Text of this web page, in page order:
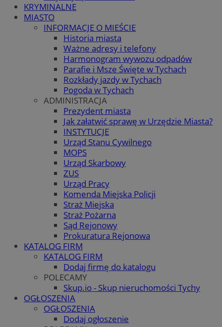
KRYMINALNE
MIASTO
INFORMACJE O MIEŚCIE
Historia miasta
Ważne adresy i telefony
Harmonogram wywozu odpadów
Parafie i Msze Święte w Tychach
Rozkłady jazdy w Tychach
Pogoda w Tychach
ADMINISTRACJA
Prezydent miasta
Jak załatwić sprawę w Urzędzie Miasta?
INSTYTUCJE
Urząd Stanu Cywilnego
MOPS
Urząd Skarbowy
ZUS
Urząd Pracy
Komenda Miejska Policji
Straż Miejska
Straż Pożarna
Sąd Rejonowy
Prokuratura Rejonowa
KATALOG FIRM
KATALOG FIRM
Dodaj firmę do katalogu
POLECAMY
Skup.io - Skup nieruchomości Tychy
OGŁOSZENIA
OGŁOSZENIA
Dodaj ogłoszenie